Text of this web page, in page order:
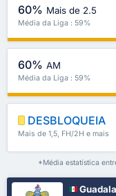
60% Mais de 2.5
Média da Liga : 59%
60% AM
Média da Liga : 59%
DESBLOQUEIA
Mais de 1,5, FH/2H e mais
*Média estatística